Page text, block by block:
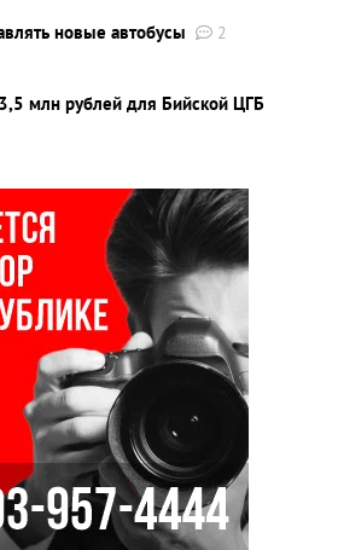
новые автобусы
2
3,5 млн рублей для Бийской ЦГБ